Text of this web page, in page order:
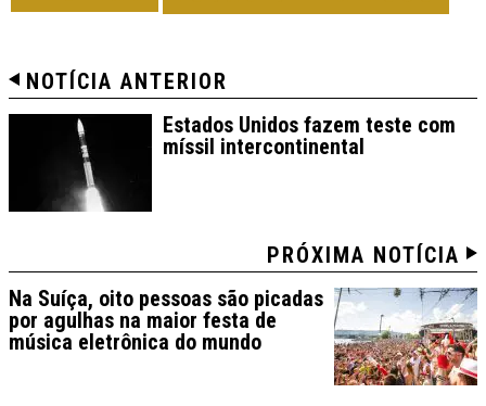
NOTÍCIA ANTERIOR
Estados Unidos fazem teste com
míssil intercontinental
PRÓXIMA NOTÍCIA
Na Suíça, oito pessoas são picadas
por agulhas na maior festa de
música eletrônica do mundo